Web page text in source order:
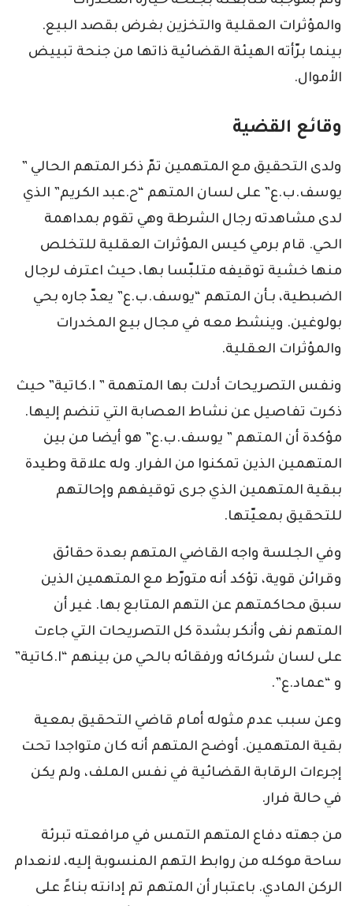
والمؤثرات العقلية والتخزين بغرض بقصد البيع.
بينما برّأته الهيئة القضائية ذاتها من جنحة تبييض
الأموال.
وقائع القضية
ولدى التحقيق مع المتهمين تمّ ذكر المتهم الحالي ”
يوسف.ب.ع” على لسان المتهم “ح.عبد الكريم” الذي
لدى مشاهدته رجال الشرطة وهي تقوم بمداهمة
الحي. قام برمي كيس المؤثرات العقلية للتخلص
منها خشية توقيفه متلبّسا بها، حيث اعترف لرجال
الضبطية، بـأن المتهم “يوسف.ب.ع” يعدّ جاره بحي
بولوغين. وينشط معه في مجال بيع المخدرات
والمؤثرات العقلية.
ونفس التصريحات أدلت بها المتهمة ” ا.كاتية” حيث
ذكرت تفاصيل عن نشاط العصابة التي تنضم إليها.
مؤكدة أن المتهم ” يوسف.ب.ع” هو أيضا من بين
المتهمين الذين تمكنوا من الفرار. وله علاقة وطيدة
ببقية المتهمين الذي جرى توقيفهم وإحالتهم
للتحقيق بمعيّتها.
وفي الجلسة واجه القاضي المتهم بعدة حقائق
وقرائن قوية، تؤكد أنه متورّط مع المتهمين الذين
سبق محاكمتهم عن التهم المتابع بها. غير أن
المتهم نفى وأنكر بشدة كل التصريحات التي جاءت
على لسان شركائه ورفقائه بالحي من بينهم “ا.كاتية”
و “عماد.ع”.
وعن سبب عدم مثوله أمام قاضي التحقيق بمعية
بقية المتهمين. أوضح المتهم أنه كان متواجدا تحت
إجرءات الرقابة القضائية في نفس الملف، ولم يكن
في حالة فرار.
من جهته دفاع المتهم التمس في مرافعته تبرئة
ساحة موكله من روابط التهم المنسوبة إليه، لانعدام
الركن المادي. باعتبار أن المتهم تم إدانته بناءً على